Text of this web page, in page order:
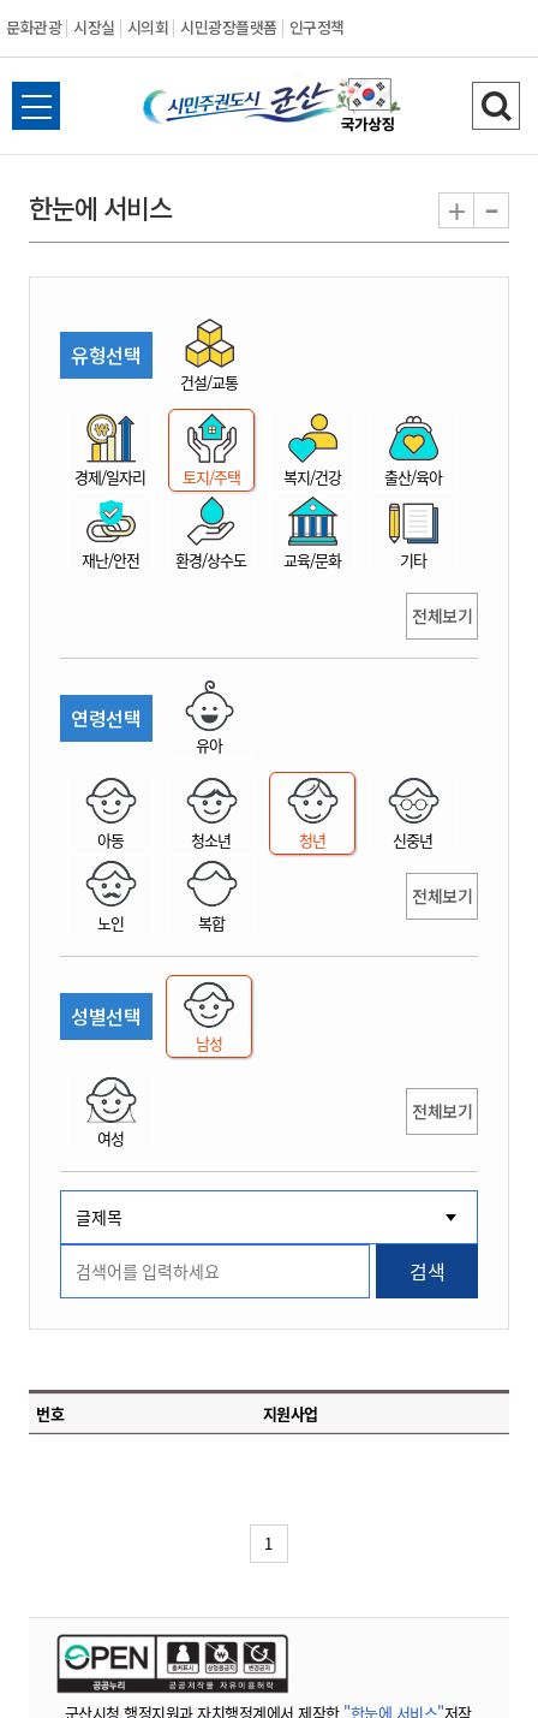
문화관광 시장실 시의회 시민광장플랫폼 인구정책
시
민
권
시
산
전
체
뉴
열
검
색
기
한눈에 서비스 + -
유형선택
건설/교통
경제/일자리 토지/주택 복지/건강 출산/육아
재난/안전 환경/상수도 교육/문화 기타
전체보기
연령선택
유아
아동 청소년 청년 신중년
노인 복합
전체보기
성별선택
남성
여성
전체보기
검색
번호 지원사업
1
군산시청 행정지원과 자치행정계에서 제작한 "한눈에 서비스"저작